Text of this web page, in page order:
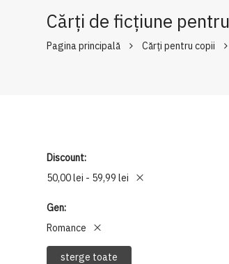
Cărți de ficțiune
Pagina principală Cărți pentru copii
Discount
50,00 lei - 59,99 lei
Gen
Romance
sterge toate